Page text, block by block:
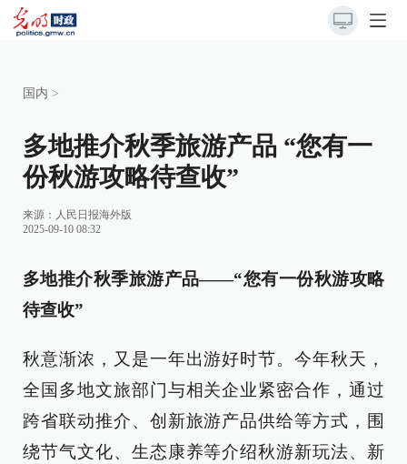
国内 >
多地推介秋季旅游产品 “您有一
份秋游攻略待查收”
来源： 人民日报海外版
2025-09-10 08:32
多地推介秋季旅游产品——“您有一份秋游攻略
待查收”
秋意渐浓，又是一年出游好时节。今年秋天，
全国多地文旅部门与相关企业紧密合作，通过
跨省联动推介、创新旅游产品供给等方式，围
绕节气文化、生态康养等介绍秋游新玩法、新